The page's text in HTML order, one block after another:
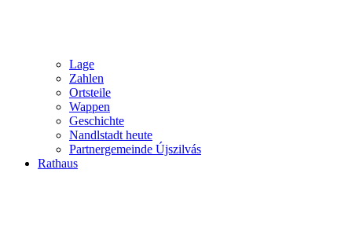
Lage
Zahlen
Ortsteile
Wappen
Geschichte
Nandlstadt heute
Partnergemeinde Újszilvás
Rathaus